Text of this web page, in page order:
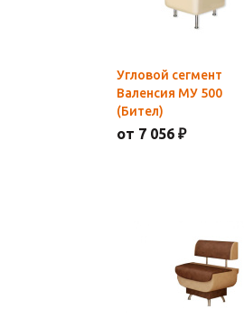
Угловой сегмент
Валенсия МУ 500
(Бител)
от 7 056 ₽